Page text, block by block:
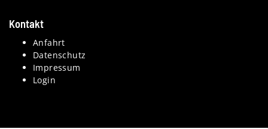
Kontakt
Anfahrt
Datenschutz
Impressum
Login